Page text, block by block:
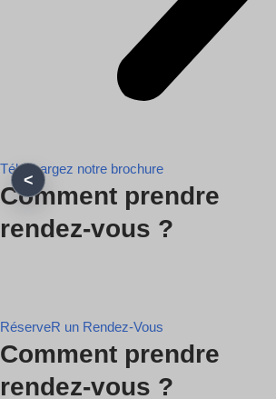
Téléchargez notre brochure
Comment prendre
rendez-vous ?
RéserveR un Rendez-Vous
Comment prendre
rendez-vous ?